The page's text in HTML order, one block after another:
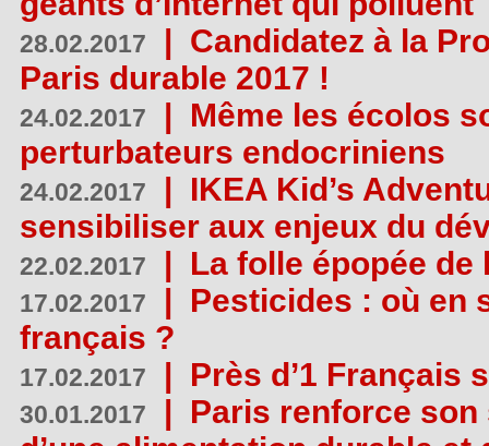
28.02.2017 | Candidatez à la
Paris durable 2017 !
24.02.2017 | Même les écolos
perturbateurs endocriniens
24.02.2017 | IKEA Kid’s
sensibiliser aux enjeux du
22.02.2017 | La folle épopée de
17.02.2017 | Pesticides : où en
français ?
17.02.2017 | Près d’1 Français
30.01.2017 | Paris renforce